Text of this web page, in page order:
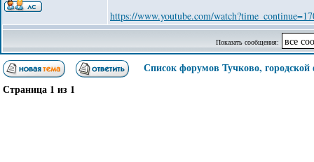
https://www.youtube.com/
Показать сообщения:
Список форумов Тучково,
Страница 1 из 1